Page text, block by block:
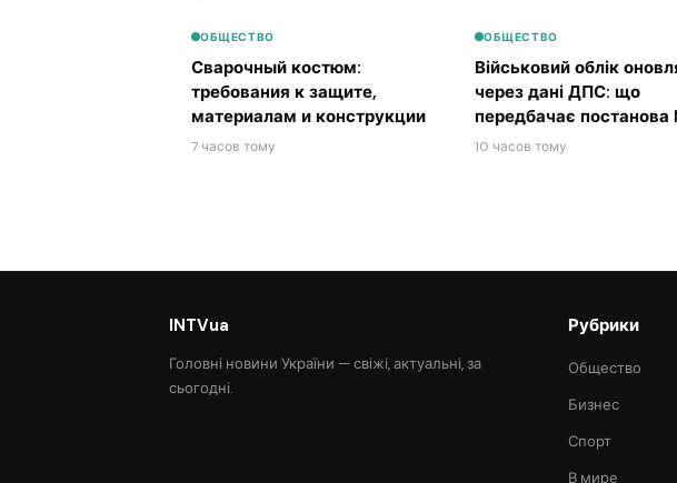
ОБЩЕСТВО
Сварочный костюм:
требования к защите,
материалам и конструкции
7 часов тому
ОБЩЕСТВО
Військовий облік
через дані ДПС: що
передбачає
10 часов тому
INTVua
Головні новини України — свіжі, актуальні, за
сьогодні.
Рубрики
Общество
Бизнес
Спорт
В мире